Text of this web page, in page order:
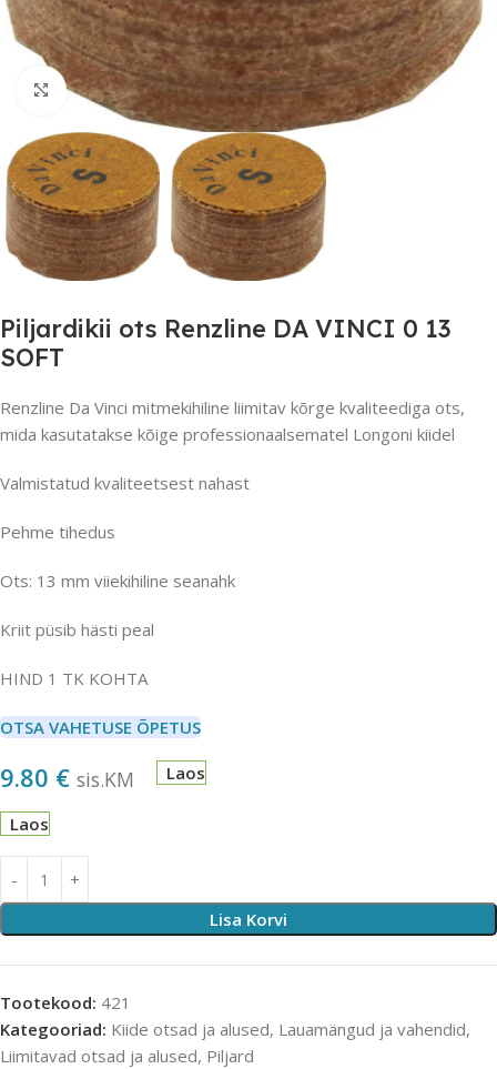
Suurendamiseks klõpsake
Piljardikii ots Renzline DA VINCI 0 13
SOFT
Renzline Da Vinci mitmekihiline liimitav kõrge kvaliteediga ots,
mida kasutatakse kõige professionaalsematel Longoni kiidel
Valmistatud kvaliteetsest nahast
Pehme tihedus
Ots: 13 mm viiekihiline seanahk
Kriit püsib hästi peal
HIND 1 TK KOHTA
OTSA VAHETUSE ÕPETUS
9.80 € sis.KM Laos
Laos
Lisa Korvi
Tootekood: 421
Kategooriad: Kiide otsad ja alused, Lauamängud ja vahendid,
Liimitavad otsad ja alused, Piljard